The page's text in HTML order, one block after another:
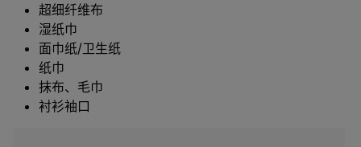
超细纤维布
湿纸巾
面巾纸/卫生纸
纸巾
抹布、毛巾
衬衫袖口